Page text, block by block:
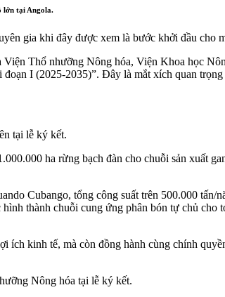
lớn tại Angola.
gia khi đây được xem là bước khởi đầu cho
Thổ nhưỡng Nông hóa, Viện Khoa học
I (2025-2035)”. Đây là mắt xích quan
tại lễ ký kết.
ha rừng bạch đàn cho chuỗi sản xuất
Cubango, tổng công suất trên 500.000 tấn/
thành chuỗi cung ứng phân bón tự chủ cho
kinh tế, mà còn đồng hành cùng chính